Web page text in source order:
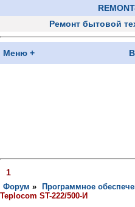
Ремонт бытовой
Меню +
1
Форум » Программное
Teplocom ST-222/500-И